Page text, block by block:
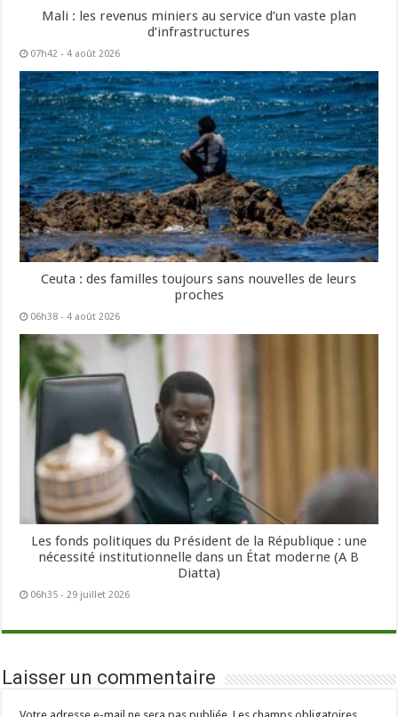
Mali : les revenus miniers au service d’un vaste plan
d’infrastructures
07h42 - 4 août 2026
Ceuta : des familles toujours sans nouvelles de leurs
proches
06h38 - 4 août 2026
Les fonds politiques du Président de la République : une
nécessité institutionnelle dans un État moderne (A B
Diatta)
06h35 - 29 juillet 2026
Laisser un commentaire